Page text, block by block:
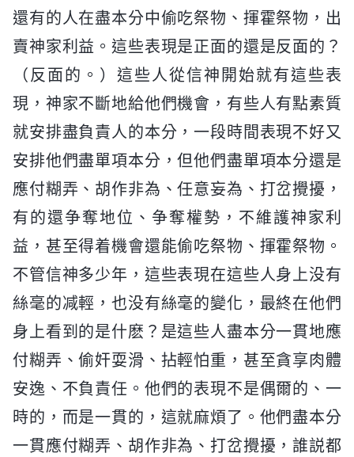
還有的人在盡本分中偷吃祭物、揮霍祭物，出
賣神家利益。這些表現是正面的還是反面的？
（反面的。）這些人從信神開始就有這些表
現，神家不斷地給他們機會，有些人有點素質
就安排盡負責人的本分，一段時間表現不好又
安排他們盡單項本分，但他們盡單項本分還是
應付糊弄、胡作非為、任意妄為、打岔攪擾，
有的還争奪地位、争奪權勢，不維護神家利
益，甚至得着機會還能偷吃祭物、揮霍祭物。
不管信神多少年，這些表現在這些人身上没有
絲毫的减輕，也没有絲毫的變化，最終在他們
身上看到的是什麽？是這些人盡本分一貫地應
付糊弄、偷奸耍滑、拈輕怕重，甚至貪享肉體
安逸、不負責任。他們的表現不是偶爾的、一
時的，而是一貫的，這就麻煩了。他們盡本分
一貫應付糊弄、胡作非為、打岔攪擾，誰説都